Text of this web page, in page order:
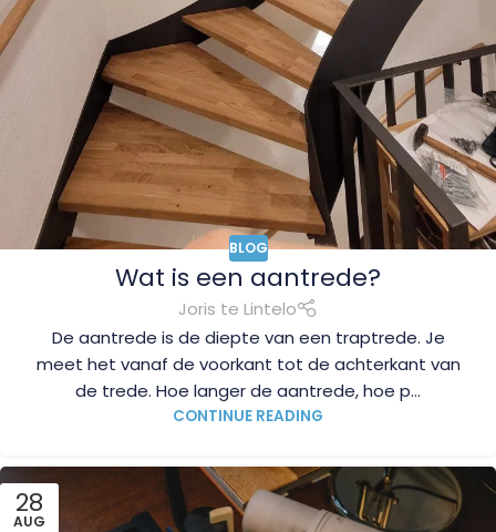
BLOG
Wat is een aantrede?
Joris te Lintelo
De aantrede is de diepte van een traptrede. Je
meet het vanaf de voorkant tot de achterkant van
de trede. Hoe langer de aantrede, hoe p...
CONTINUE READING
28
AUG